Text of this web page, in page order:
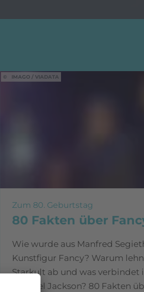
IMAGO / VIADATA
Zum 80. Geburtstag
80 Fakten über
Wie wurde aus Manfred
Kunstfigur Fancy? Warum
Starkult ab und was verbindet
Michael Jackson? 80 Fakten